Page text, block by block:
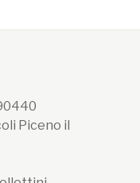
Piceno il